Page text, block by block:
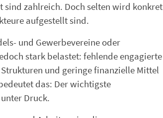
zahlreich. Doch selten wird konkret
aufgestellt sind.
und Gewerbevereine oder
stark belastet: fehlende engagierte
und geringe finanzielle Mittel
das: Der wichtigste
Druck.